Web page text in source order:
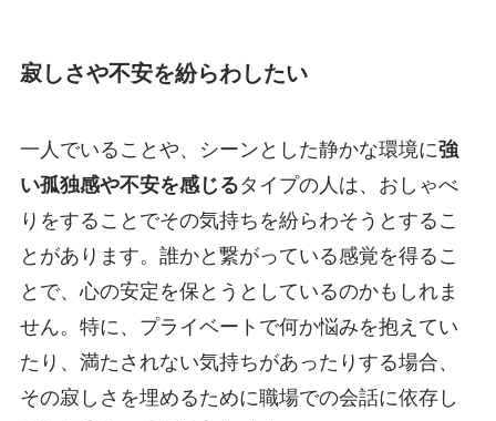
寂しさや不安を紛らわしたい
一人でいることや、シーンとした静かな環境に強
い孤独感や不安を感じるタイプの人は、おしゃべ
りをすることでその気持ちを紛らわそうとするこ
とがあります。誰かと繋がっている感覚を得るこ
とで、心の安定を保とうとしているのかもしれま
せん。特に、プライベートで何か悩みを抱えてい
たり、満たされない気持ちがあったりする場合、
その寂しさを埋めるために職場での会話に依存し